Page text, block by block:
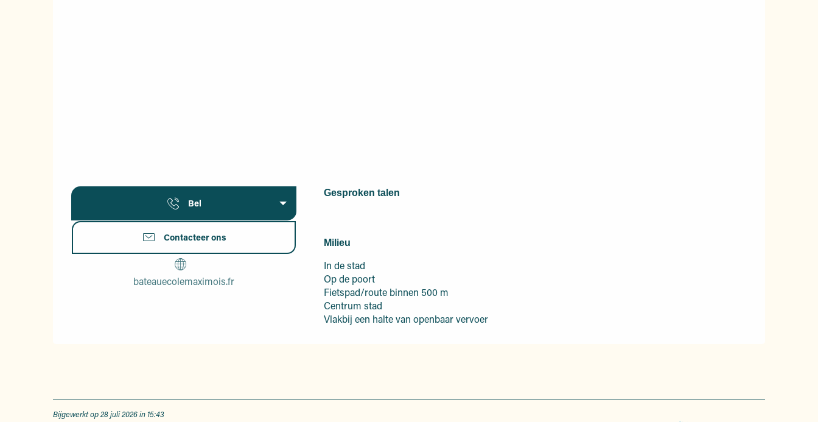
Bel
Contacteer ons
bateauecolemaximois.fr
Gesproken talen
Gesproken talen
Milieu
Milieu
In de stad
Op de poort
Fietspad/route binnen 500 m
Centrum stad
Vlakbij een halte van openbaar vervoer
Bijgewerkt op 28 juli 2026 in 15:43